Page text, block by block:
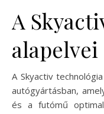
A
alapelvei
A Skyactiv
autógyártásban,
és a futómű